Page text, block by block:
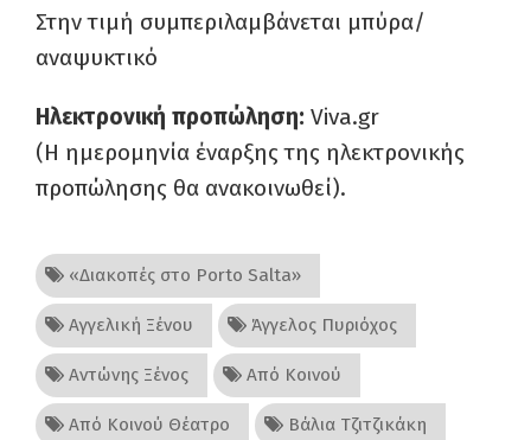
Στην τιμή συμπεριλαμβάνεται μπύρα/
αναψυκτικό
Ηλεκτρονική προπώληση: Viva.gr
(Η ημερομηνία έναρξης της ηλεκτρονικής
προπώλησης θα ανακοινωθεί).
«Διακοπές στο Porto Salta»
Αγγελική Ξένου Άγγελος Πυριόχος
Αντώνης Ξένος Από Κοινού
Από Κοινού Θέατρο Βάλια Τζιτζικάκη